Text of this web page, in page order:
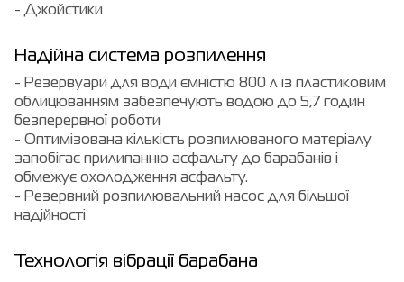
- Джойстики
Надійна система розпилення
- Резервуари для води ємністю 800 л із пластиковим
облицюванням забезпечують водою до 5,7 годин
безперервної роботи
- Оптимізована кількість розпилюваного матеріалу
запобігає прилипанню асфальту до барабанів і
обмежує охолодження асфальту.
- Резервний розпилювальний насос для більшої
надійності
Технологія вібрації барабана